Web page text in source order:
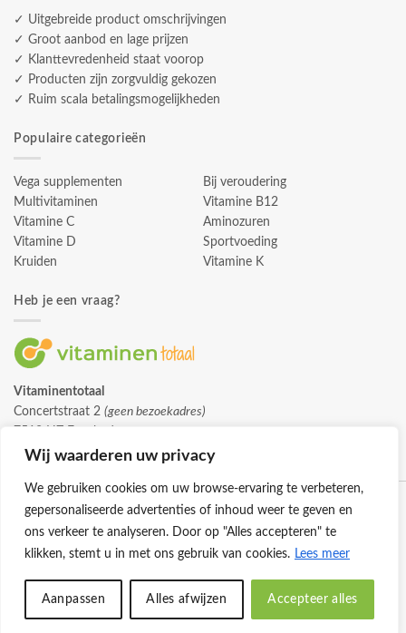
Wij waarderen uw privacy
We gebruiken cookies om uw browse-ervaring te verbeteren,
gepersonaliseerde advertenties of inhoud weer te geven en
ons verkeer te analyseren. Door op "Alles accepteren" te
klikken, stemt u in met ons gebruik van cookies. Lees meer
Aanpassen Alles afwijzen Accepteer alles
✓ Uitgebreide product omschrijvingen
✓ Groot aanbod en lage prijzen
✓ Klanttevredenheid staat voorop
✓ Producten zijn zorgvuldig gekozen
✓ Ruim scala betalingsmogelijkheden
Populaire categorieën
Vega supplementen
Multivitaminen
Vitamine C
Vitamine D
Kruiden
Bij veroudering
Vitamine B12
Aminozuren
Sportvoeding
Vitamine K
Heb je een vraag?
Vitaminentotaal
Concertstraat 2 (geen bezoekadres)
info@vitaminentotaal.nl
© 2026 -Vitaminentotaal.nl